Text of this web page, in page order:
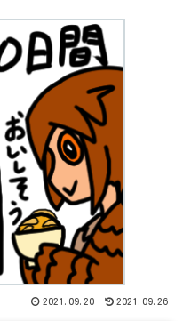
2021.09.20 2021.09.26